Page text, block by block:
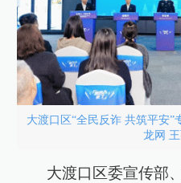
大渡口区“全民反诈 共筑平安
龙网
大渡口区委宣传部